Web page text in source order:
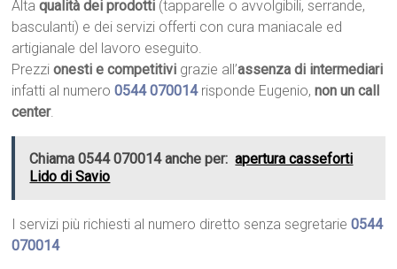
Altaqualità dei prodotti (tapparelle o avvolgibili, serrande,
basculanti) e dei servizi offerti con cura maniacale ed
artigianale del lavoro eseguito.
Prezzionesti e competitivi grazie all’assenza di intermediari
infatti al numero0544 070014 risponde Eugenio,non un call
center.
Chiama 0544 070014 anche per: apertura casseforti
Lido di Savio
I servizi più richiesti al numero diretto senza segretarie0544
070014